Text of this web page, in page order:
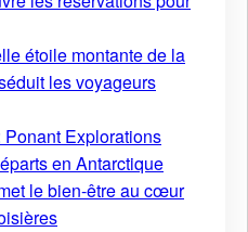
étoile montante de la
les voyageurs
Explorations
en Antarctique
le bien-être au cœur